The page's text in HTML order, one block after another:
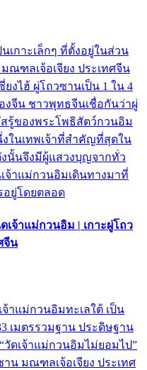
เกาะเล็กๆ ที่ตั้งอยู่ในส่วน
ณฑลเจ้อเจียง ประเทศจีน
งไฮ้ ผู่โถวซานเป็น 1 ใน 4
จีน ชาวพุทธจีนเชื่อกันว่าผู่
รู้ของพระโพธิสัตว์กวนอิม
ในเทพเจ้าที่สำคัญที่สุดใน
นั้นจึงมีผู้แสวงบุญจากทั่ว
จ้าแม่กวนอิมเดินทางมาที่
อยู่โดยตลอด
จ้าแม่กวนอิม | เกาะผู่โถว
จีน
าแม่กวนอิมทะเลใต้ เป็น
เมตรรวมฐาน ประดิษฐาน
ดเจ้าแม่กวนอิมไม่ยอมไป”
น มณฑลเจ้อเจียง ประเทศ